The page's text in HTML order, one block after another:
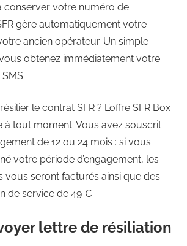
conserver votre numéro de
gère automatiquement votre
ancien opérateur. Un simple
obtenez immédiatement votre
le contrat SFR ? L’offre SFR Box
à tout moment. Vous avez souscrit
de 12 ou 24 mois : si vous
votre période d’engagement, les
vous seront facturés ainsi que des
de service de 49 €.
lettre de résiliation